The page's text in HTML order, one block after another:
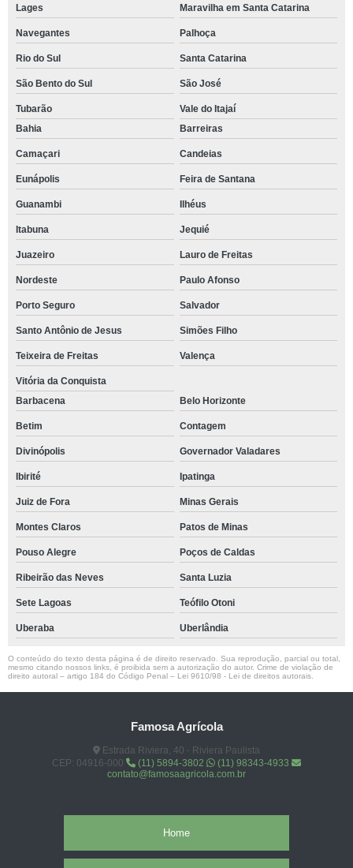
Lages Maravilha em Santa Catarina
Navegantes Palhoça
Rio do Sul Santa Catarina
São Bento do Sul São José
Tubarão
Vale do Itajaí
Bahia
Barreiras
Camaçari Candeias
Eunápolis Feira de Santana
Guanambi Ilhéus
Itabuna Jequié
Juazeiro Lauro de Freitas
Nordeste Paulo Afonso
Porto Seguro Salvador
Santo Antônio de Jesus Simões Filho
Teixeira de Freitas Valença
Vitória da Conquista
Barbacena
Belo Horizonte
Betim Contagem
Divinópolis Governador Valadares
Ibirité Ipatinga
Juiz de Fora Minas Gerais
Montes Claros Patos de Minas
Pouso Alegre Poços de Caldas
Ribeirão das Neves Santa Luzia
Sete Lagoas Teófilo Otoni
Uberaba Uberlândia
O conteúdo do texto desta página é de direito reservado. Sua reprodução, parcial ou total,
mesmo citando nossos links, é proibida sem a autorização do autor. Crime de violação de
direito autoral – artigo 184 do Código Penal – Lei 9610/98 - Lei de direitos autorais
Famosa Agrícola
Estrada Riviera, 40 - Riviera Paulista
CEP: 04916-000
(11) 5894-3802
(11) 98343-4933
contato@famosaagricola.com.br
Home